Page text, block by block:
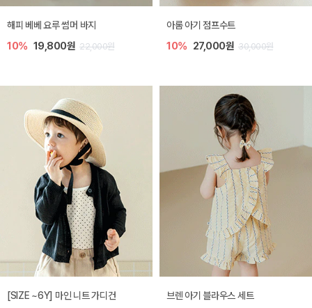
해피 베베 요루 썸머 바지
10% 19,800원 22,000원
아롬 아기 점프수트
10% 27,000원 30,000원
[SIZE ~6Y] 마인 니트 가디건 브렌 아기 블라우스 세트